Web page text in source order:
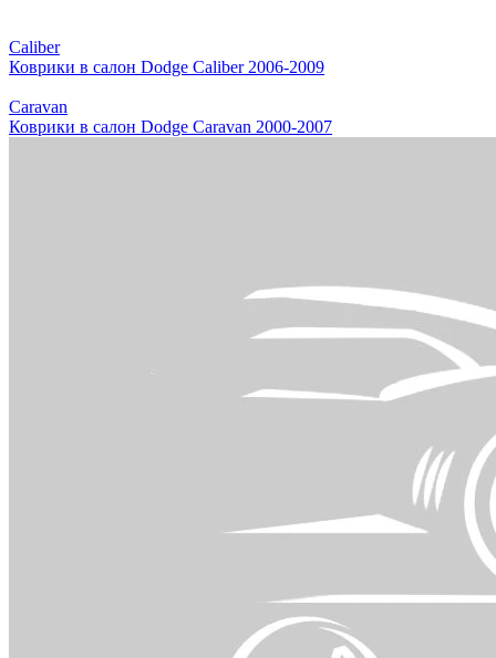
Caliber
Коврики в салон Dodge Caliber 2006-2009
Caravan
Коврики в салон Dodge Caravan 2000-2007